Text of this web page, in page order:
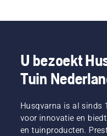
U bezoekt
Tuin
Husqvarna is al sinds
voor innovatie en
en tuinproducten.